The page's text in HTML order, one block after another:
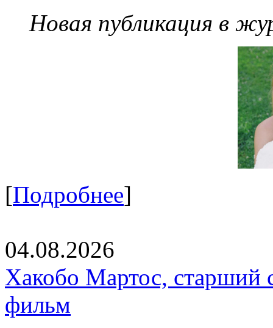
Новая публикация в
[Подробнее]
04.08.2026
Хакобо Мартос, старший
фильм